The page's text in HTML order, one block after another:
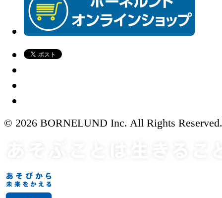
© 2026 BORNELUND Inc. All Rights Reserved.